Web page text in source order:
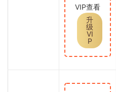
VIP查看
升
级
VI
P